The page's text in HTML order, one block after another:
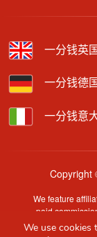
一分钱英
一分钱德
一分钱意
Copyright
We feature
paid
We use cookies